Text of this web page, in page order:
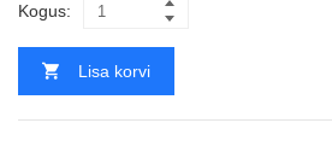
Kogus:
Lisa korvi